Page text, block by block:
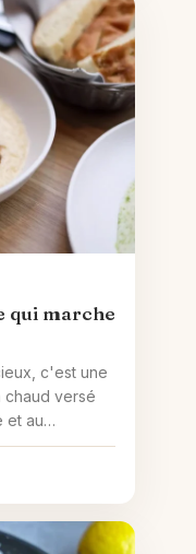
qui marche
c'est une
chaud versé
et au
faciles.